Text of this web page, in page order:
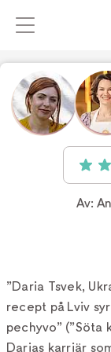
Av:
”Daria Tsvek,
recept på Lviv
pechyvo” (”Söta
Darias karriär